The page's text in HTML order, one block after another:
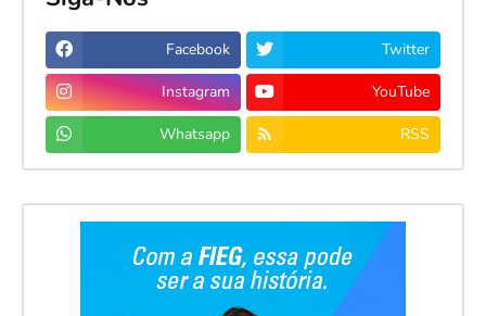
Facebook Twitter
Instagram YouTube
Whatsapp RSS